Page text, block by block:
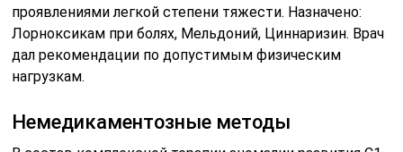
проявлениями легкой степени тяжести. Назначено:
Лорноксикам при болях, Мельдоний, Циннаризин. Врач
дал рекомендации по допустимым физическим
нагрузкам.
Немедикаментозные методы